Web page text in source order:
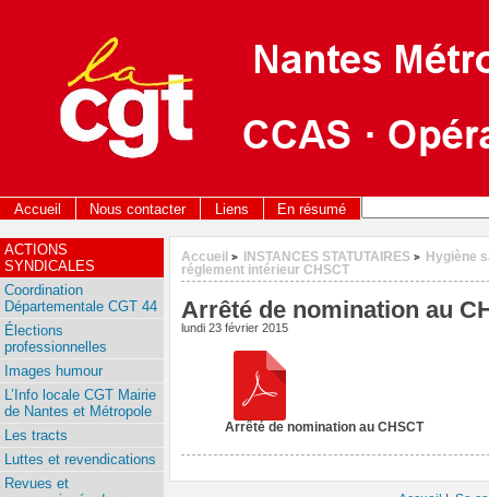
Accueil Nous contacter Liens En résumé
Accueil > INSTANCES STATUTAIRES > Hygiène
réglement intérieur CHSCT
Arrêté de nomination au
lundi 23 février 2015
Arrêté de nomination au CHSCT
ACTIONS
SYNDICALES
Coordination
Départementale CGT 44
Élections
professionnelles
Images humour
L’Info locale CGT Mairie
de Nantes et Métropole
Les tracts
Luttes et revendications
Revues et